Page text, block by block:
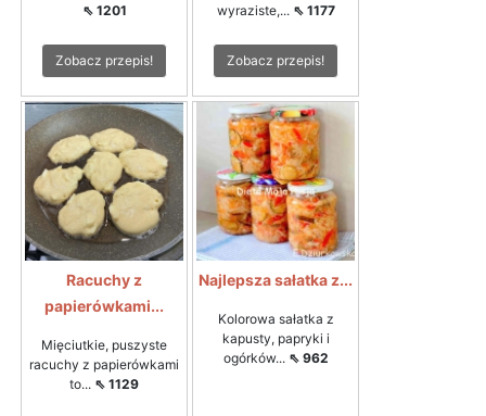
⇖ 1201
Zobacz przepis!
wyraziste,... ⇖ 1177
Zobacz przepis!
Racuchy z
papierówkami...
Mięciutkie, puszyste
racuchy z papierówkami
to... ⇖ 1129
Najlepsza sałatka z...
Kolorowa sałatka z
kapusty, papryki i
ogórków... ⇖ 962